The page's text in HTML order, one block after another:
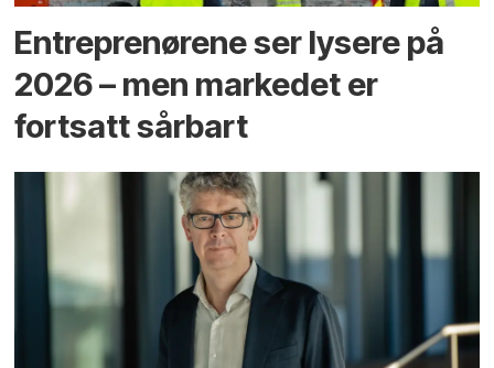
Entreprenørene ser lysere på
2026 – men markedet er
fortsatt sårbart